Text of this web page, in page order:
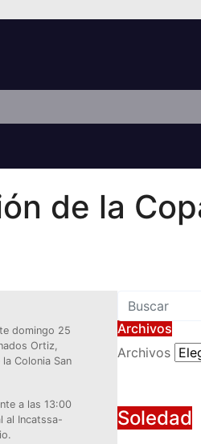
de la
domingo 25
Ortiz,
Colonia San
a las 13:00
al Incatssa-
Archivos
Archivos
Soledad